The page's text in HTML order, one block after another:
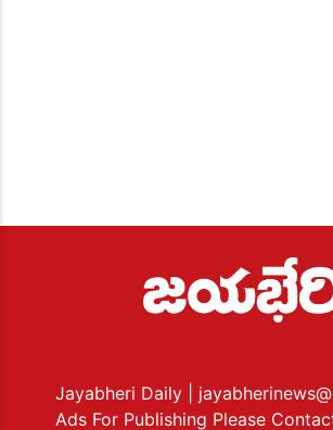
Jayabheri Daily
|
Ads For Publishing Please